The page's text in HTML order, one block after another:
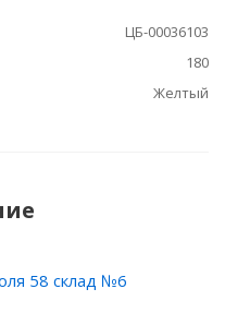
ЦБ-00036103
180
Желтый
58 склад №6